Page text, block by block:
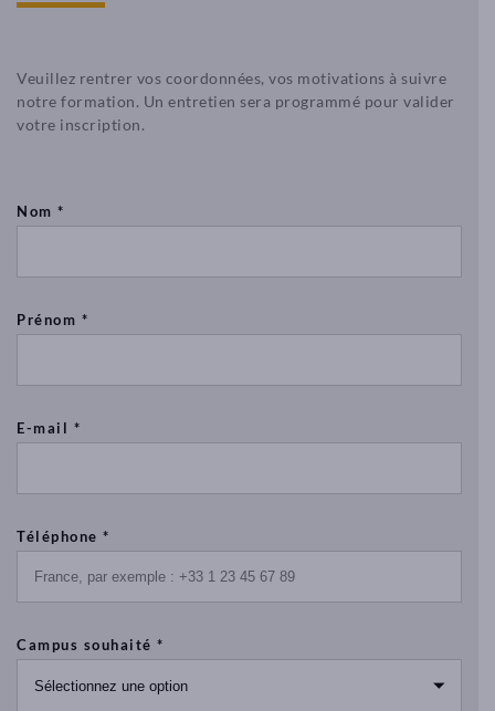
Veuillez rentrer vos coordonnées, vos motivations à suivre
notre formation. Un entretien sera programmé pour valider
votre inscription.
Nom *
Prénom *
E-mail *
Téléphone *
Campus souhaité *